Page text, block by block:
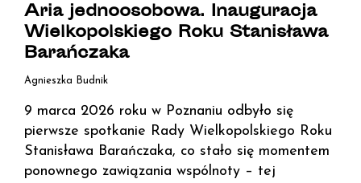
Aria jednoosobowa. Inauguracja
Wielkopolskiego Roku Stanisława
Barańczaka
Agnieszka Budnik
9 marca 2026 roku w Poznaniu odbyło się
pierwsze spotkanie Rady Wielkopolskiego Roku
Stanisława Barańczaka, co stało się momentem
ponownego zawiązania wspólnoty – tej